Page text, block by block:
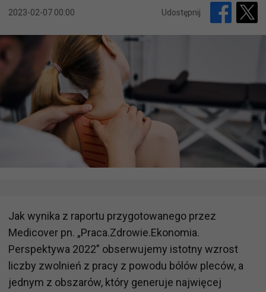
2023-02-07 00:00 Udostępnij
Jak wynika z raportu przygotowanego przez
Medicover pn. „Praca.Zdrowie.Ekonomia.
Perspektywa 2022” obserwujemy istotny wzrost
liczby zwolnień z pracy z powodu bólów pleców, a
jednym z obszarów, który generuje najwięcej